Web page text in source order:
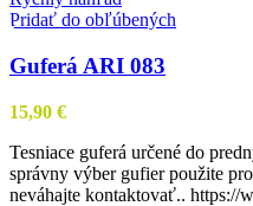
Pridať do obľúbených
Guferá ARI 083
15,90 €
Tesniace guferá určené do
správny výber gufier použite
neváhajte kontaktovať.. https://